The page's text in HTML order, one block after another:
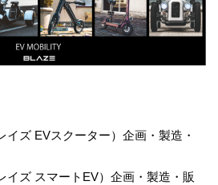
イズ EVスクーター）企画・製造・
イズ スマートEV）企画・製造・販